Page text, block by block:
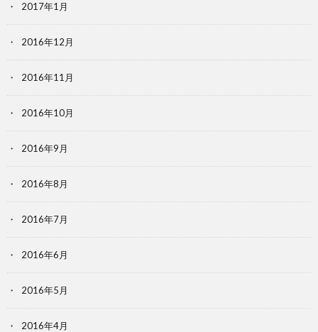
2017年1月
2016年12月
2016年11月
2016年10月
2016年9月
2016年8月
2016年7月
2016年6月
2016年5月
2016年4月